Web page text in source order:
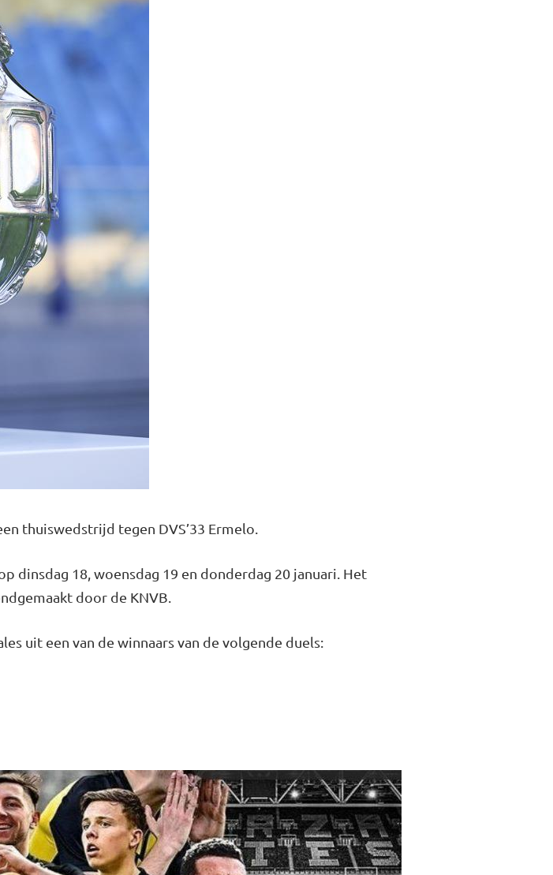
thuiswedstrijd tegen DVS’33 Ermelo.
dinsdag 18, woensdag 19 en donderdag 20 januari. Het
door de KNVB.
uit een van de winnaars van de volgende duels: